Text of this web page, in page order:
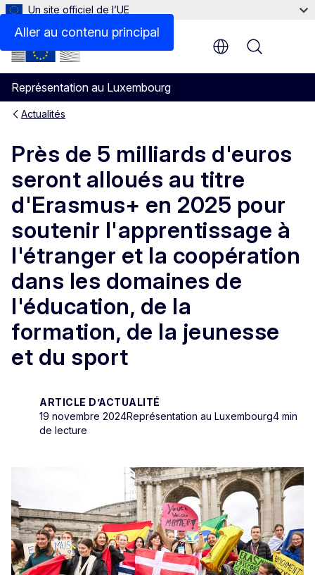
Aller au contenu principal
Un site officiel de l’UE
Représentation au Luxembourg
Menu
Actualités
Près de 5 milliards d'euros
seront alloués au titre
d'Erasmus+ en 2025 pour
soutenir l'apprentissage à
l'étranger et la coopération
dans les domaines de
l'éducation, de la
formation, de la jeunesse
et du sport
ARTICLE D’ACTUALITÉ
19 novembre 2024Représentation au Luxembourg4 min
de lecture